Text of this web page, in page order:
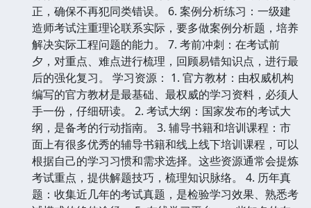
正，确保不再犯同类错误。 6. 案例分析练习：一级建
造师考试注重理论联系实际，要多做案例分析题，培养
解决实际工程问题的能力。 7. 考前冲刺：在考试前
夕，对重点、难点进行梳理，回顾易错知识点，进行最
后的强化复习。 学习资源： 1. 官方教材：由权威机构
编写的官方教材是最基础、最权威的学习资料，必须人
手一份，仔细研读。 2. 考试大纲：国家发布的考试大
纲，是备考的行动指南。 3. 辅导书籍和培训课程：市
面上有很多优秀的辅导书籍和线上线下培训课程，可以
根据自己的学习习惯和需求选择。这些资源通常会提炼
考试重点，提供解题技巧，梳理知识脉络。 4. 历年真
题：收集近几年的考试真题，是检验学习效果、熟悉考